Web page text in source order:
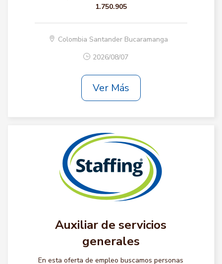
1.750.905
Colombia Santander Bucaramanga
2026/08/07
Ver Más
Auxiliar de servicios
generales
En esta oferta de empleo buscamos personas